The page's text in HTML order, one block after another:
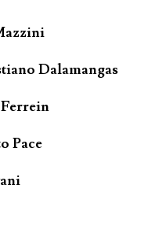
Dalamangas
Pace